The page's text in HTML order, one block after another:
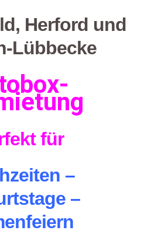
Herford und
Lübbecke
für
–
–